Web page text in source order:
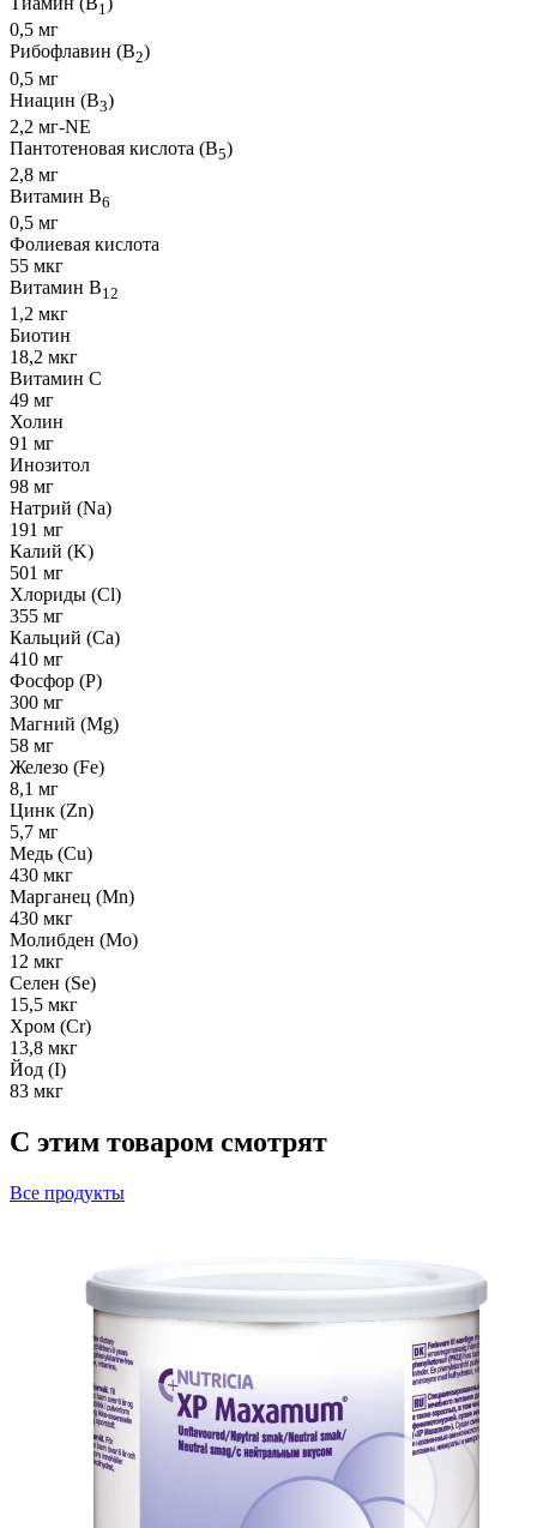
1
0,5 мг
Рибофлавин (B2)
0,5 мг
Ниацин (B3)
2,2 мг-NE
Пантотеновая кислота (B5)
2,8 мг
Витамин B6
0,5 мг
Фолиевая кислота
55 мкг
Витамин B12
1,2 мкг
Биотин
18,2 мкг
Витамин С
49 мг
Холин
91 мг
Инозитол
98 мг
Натрий (Na)
191 мг
Калий (K)
501 мг
Хлориды (Cl)
355 мг
Кальций (Ca)
410 мг
Фосфор (P)
300 мг
Магний (Mg)
58 мг
Железо (Fe)
8,1 мг
Цинк (Zn)
5,7 мг
Медь (Cu)
430 мкг
Марганец (Mn)
430 мкг
Молибден (Mo)
12 мкг
Селен (Se)
15,5 мкг
Хром (Cr)
13,8 мкг
Йод (I)
83 мкг
С этим товаром смотрят
Все продукты